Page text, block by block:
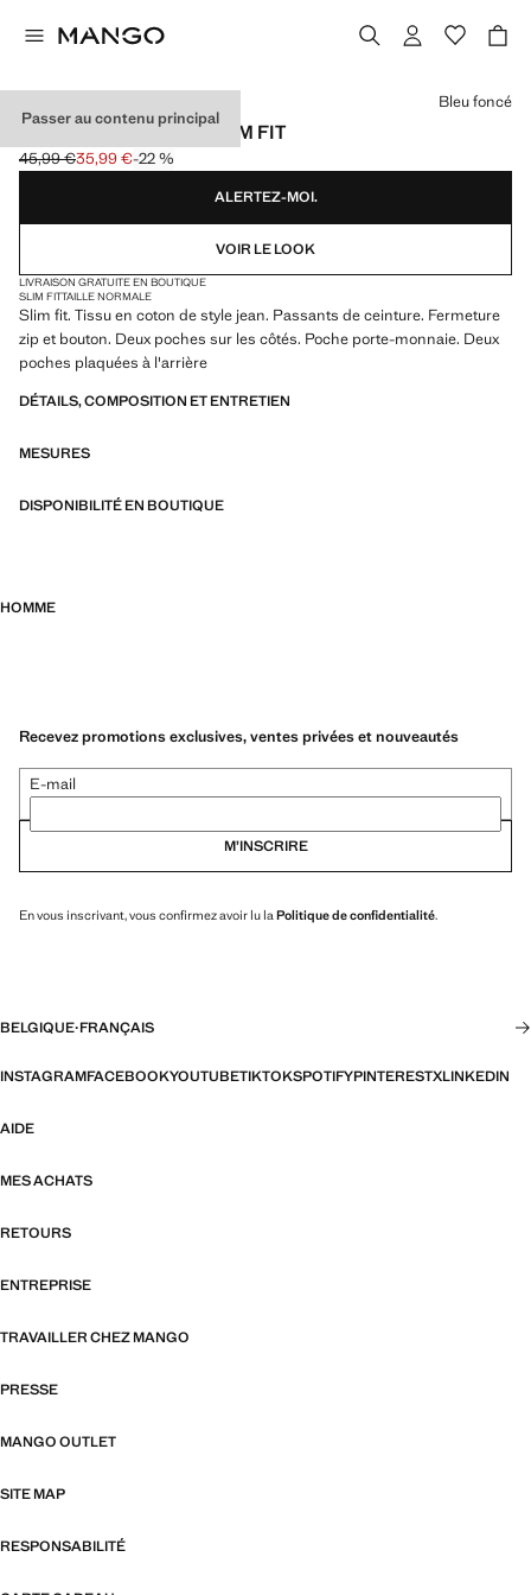
Passer au contenu principal
BERMUDA EN JEAN SLIM FIT
Prix initial barré [45,99 € ]
45,99 €
Prix actuel [35,99 € ]
35,99 €-22 %
Choisissez une couleur
Bleu foncé
ALERTEZ-MOI.
VOIR LE LOOK
LIVRAISON GRATUITE EN BOUTIQUE
SLIM FITTAILLE NORMALE
Slim fit. Tissu en coton de style jean. Passants de ceinture. Fermeture
zip et bouton. Deux poches sur les côtés. Poche porte-monnaie. Deux
poches plaquées à l'arrière
DÉTAILS, COMPOSITION ET ENTRETIEN
MESURES
DISPONIBILITÉ EN BOUTIQUE
HOMME
Recevez promotions exclusives, ventes privées et nouveautés
E-mail
M’INSCRIRE
En vous inscrivant, vous confirmez avoir lu la Politique de confidentialité.
BELGIQUE·FRANÇAIS
INSTAGRAMFACEBOOKYOUTUBETIKTOKSPOTIFYPINTERESTXLINKEDIN
AIDE
MES ACHATS
RETOURS
ENTREPRISE
TRAVAILLER CHEZ MANGO
PRESSE
MANGO OUTLET
SITE MAP
RESPONSABILITÉ